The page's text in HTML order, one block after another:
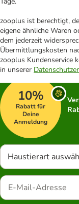
zooplus ist berechtigt,
eigene ähnliche Waren
dem jederzeit
Übermittlungskosten
zooplus Kundenservice
in unserer
10%
Rabatt für
Deine
Anmeldung
Haustierart